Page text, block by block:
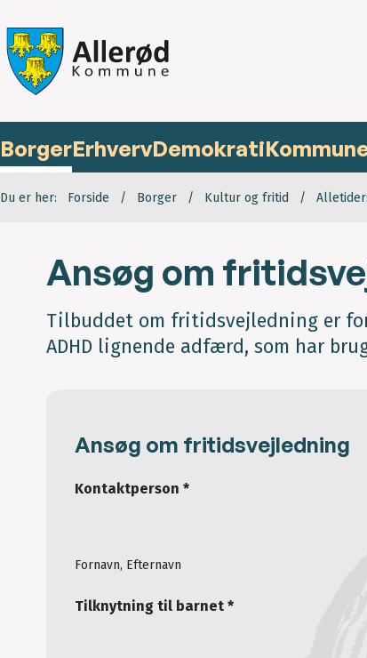
BorgerErhvervDemokrati
Du er her: Forside Borger Kultur og fritid
Ansøg om
Tilbuddet om fritidsvejledning er
ADHD lignende adfærd, som har
Ansøg om fritidsvejledning
Kontaktperson *
Fornavn, Efternavn
Tilknytning til barnet *